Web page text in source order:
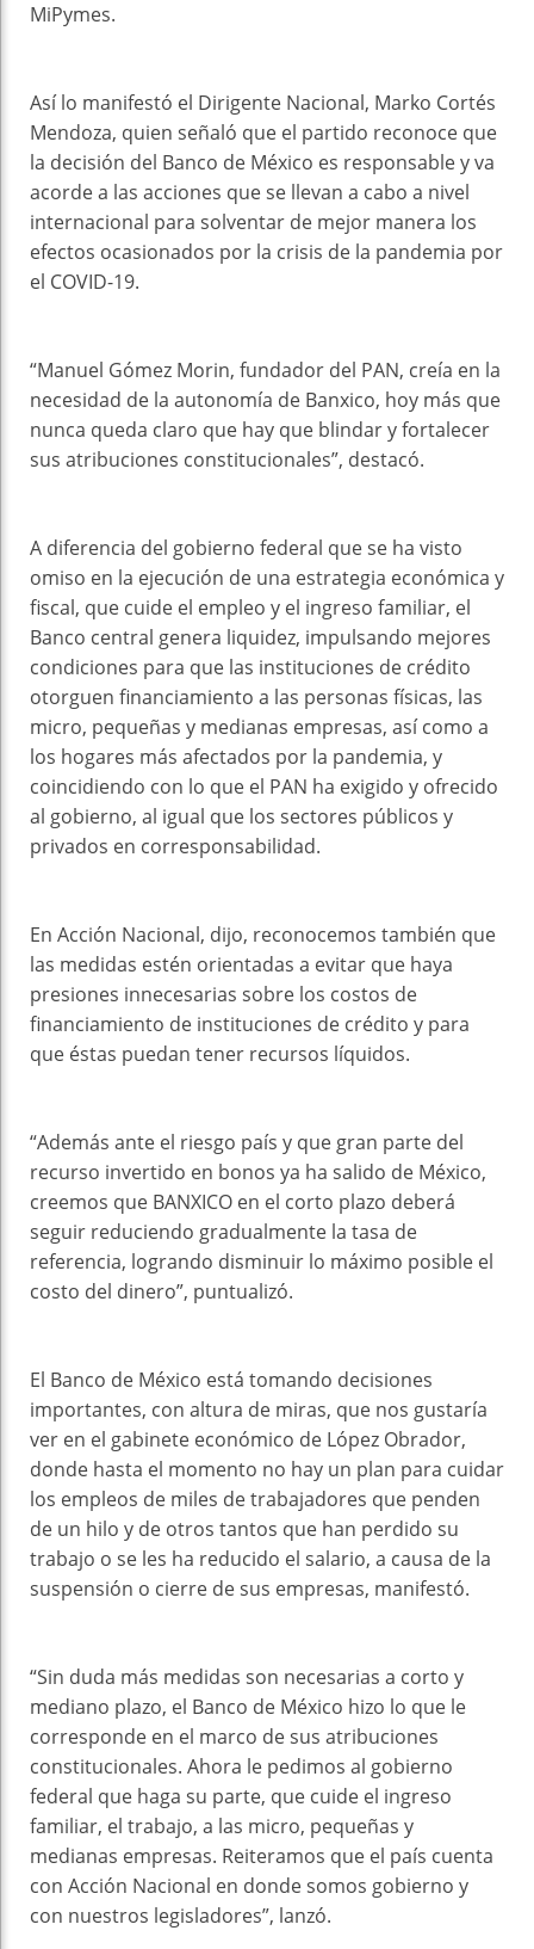
MiPymes.
Así lo manifestó el Dirigente Nacional, Marko Cortés
Mendoza, quien señaló que el partido reconoce que
la decisión del Banco de México es responsable y va
acorde a las acciones que se llevan a cabo a nivel
internacional para solventar de mejor manera los
efectos ocasionados por la crisis de la pandemia por
el COVID-19.
“Manuel Gómez Morin, fundador del PAN, creía en la
necesidad de la autonomía de Banxico, hoy más que
nunca queda claro que hay que blindar y fortalecer
sus atribuciones constitucionales”, destacó.
A diferencia del gobierno federal que se ha visto
omiso en la ejecución de una estrategia económica y
fiscal, que cuide el empleo y el ingreso familiar, el
Banco central genera liquidez, impulsando mejores
condiciones para que las instituciones de crédito
otorguen financiamiento a las personas físicas, las
micro, pequeñas y medianas empresas, así como a
los hogares más afectados por la pandemia, y
coincidiendo con lo que el PAN ha exigido y ofrecido
al gobierno, al igual que los sectores públicos y
privados en corresponsabilidad.
En Acción Nacional, dijo, reconocemos también que
las medidas estén orientadas a evitar que haya
presiones innecesarias sobre los costos de
financiamiento de instituciones de crédito y para
que éstas puedan tener recursos líquidos.
“Además ante el riesgo país y que gran parte del
recurso invertido en bonos ya ha salido de México,
creemos que BANXICO en el corto plazo deberá
seguir reduciendo gradualmente la tasa de
referencia, logrando disminuir lo máximo posible el
costo del dinero”, puntualizó.
El Banco de México está tomando decisiones
importantes, con altura de miras, que nos gustaría
ver en el gabinete económico de López Obrador,
donde hasta el momento no hay un plan para cuidar
los empleos de miles de trabajadores que penden
de un hilo y de otros tantos que han perdido su
trabajo o se les ha reducido el salario, a causa de la
suspensión o cierre de sus empresas, manifestó.
“Sin duda más medidas son necesarias a corto y
mediano plazo, el Banco de México hizo lo que le
corresponde en el marco de sus atribuciones
constitucionales. Ahora le pedimos al gobierno
federal que haga su parte, que cuide el ingreso
familiar, el trabajo, a las micro, pequeñas y
medianas empresas. Reiteramos que el país cuenta
con Acción Nacional en donde somos gobierno y
con nuestros legisladores”, lanzó.